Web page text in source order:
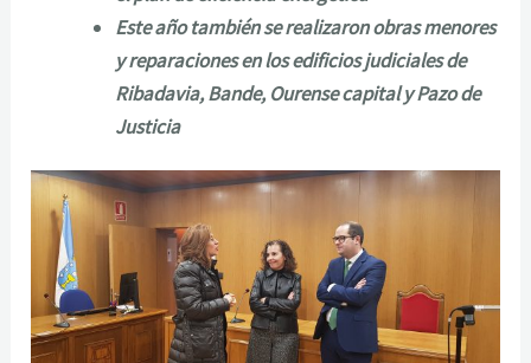
Este año también se realizaron obras menores
y reparaciones en los edificios judiciales de
Ribadavia, Bande, Ourense capital y Pazo de
Justicia